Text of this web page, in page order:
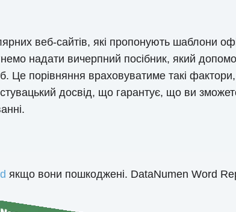
веб-сайтів, які пропонують шаблони
надати вичерпний посібник, який
порівняння враховуватиме такі
досвід, що гарантує, що ви
якщо вони пошкоджені. DataNumen Word